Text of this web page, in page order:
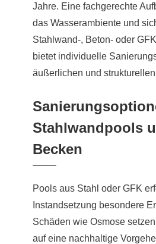
Jahre. Eine fachgerechte
das Wasserambiente und
Stahlwand-, Beton- oder
bietet individuelle
äußerlichen und
Stahlwandpools
Becken
Pools aus Stahl oder GFK
Instandsetzung besondere
Schäden wie Osmose
auf eine nachhaltige